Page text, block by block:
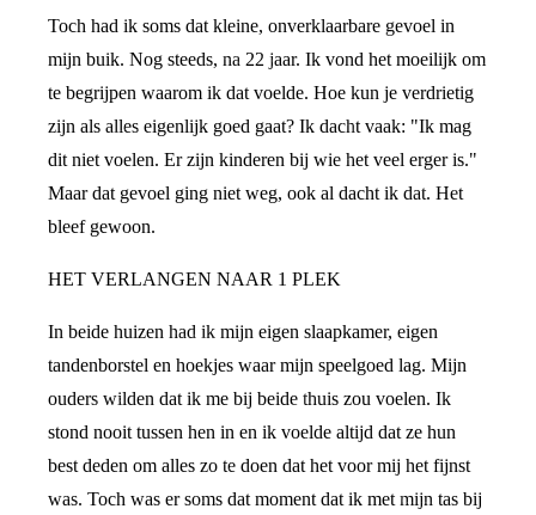
Toch had ik soms dat kleine, onverklaarbare gevoel in
mijn buik. Nog steeds, na 22 jaar. Ik vond het moeilijk om
te begrijpen waarom ik dat voelde. Hoe kun je verdrietig
zijn als alles eigenlijk goed gaat? Ik dacht vaak: "Ik mag
dit niet voelen. Er zijn kinderen bij wie het veel erger is."
Maar dat gevoel ging niet weg, ook al dacht ik dat. Het
bleef gewoon.
HET VERLANGEN NAAR 1 PLEK
In beide huizen had ik mijn eigen slaapkamer, eigen
tandenborstel en hoekjes waar mijn speelgoed lag. Mijn
ouders wilden dat ik me bij beide thuis zou voelen. Ik
stond nooit tussen hen in en ik voelde altijd dat ze hun
best deden om alles zo te doen dat het voor mij het fijnst
was. Toch was er soms dat moment dat ik met mijn tas bij